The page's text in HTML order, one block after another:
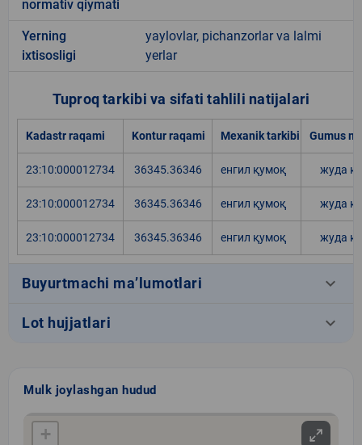
normativ qiymati
Yerning
ixtisosligi
yaylovlar, pichanzorlar va lalmi
yerlar
Tuproq tarkibi va sifati tahlili natijalari
Kadastr raqami Kontur raqami Mexanik tarkibi Gumus
23:10:000012734 36345.36346 енгил қумоқ жуда
23:10:000012734 36345.36346 енгил қумоқ жуда
23:10:000012734 36345.36346 енгил қумоқ жуда
Buyurtmachi ma’lumotlari keyboard_arrow_down
Lot hujjatlari keyboard_arrow_down
Mulk joylashgan hudud
+